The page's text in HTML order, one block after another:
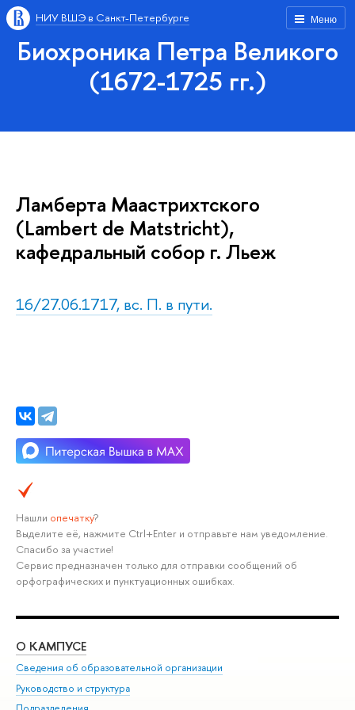
Меню
НИУ ВШЭ в Санкт-Петербурге
Биохроника Петра Великого
(1672-1725 гг.)
Ламберта Маастрихтского
(Lambert de Matstricht),
кафедральный собор г. Льеж
16/27.06.1717, вс. П. в пути.
Нашли опечатку?
Выделите её, нажмите Ctrl+Enter и отправьте нам уведомление.
Спасибо за участие!
Сервис предназначен только для отправки сообщений об
орфографических и пунктуационных ошибках.
О КАМПУСЕ
Сведения об образовательной организации
Руководство и структура